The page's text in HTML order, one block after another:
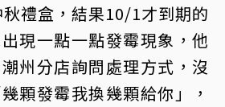
禮盒，結果10/1才到期的
現一點一點發霉現象，他
州分店詢問處理方式，沒
顆發霉我換幾顆給你」，